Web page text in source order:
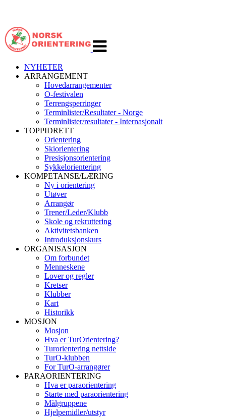
navigasjon
NYHETER
ARRANGEMENT
Hovedarrangementer
O-festivalen
Terrengsperringer
Terminlister/Resultater - Norge
Terminlister/resultater - Internasjonalt
TOPPIDRETT
Orientering
Skiorientering
Presisjonsorientering
Sykkelorientering
KOMPETANSE/LÆRING
Ny i orientering
Utøver
Arrangør
Trener/Leder/Klubb
Skole og rekruttering
Aktivitetsbanken
Introduksjonskurs
ORGANISASJON
Om forbundet
Menneskene
Lover og regler
Kretser
Klubber
Kart
Historikk
MOSJON
Mosjon
Hva er TurOrientering?
Turorientering nettside
TurO-klubben
For TurO-arrangører
PARAORIENTERING
Hva er paraorientering
Starte med paraorientering
Målgruppene
Hjelpemidler/utstyr